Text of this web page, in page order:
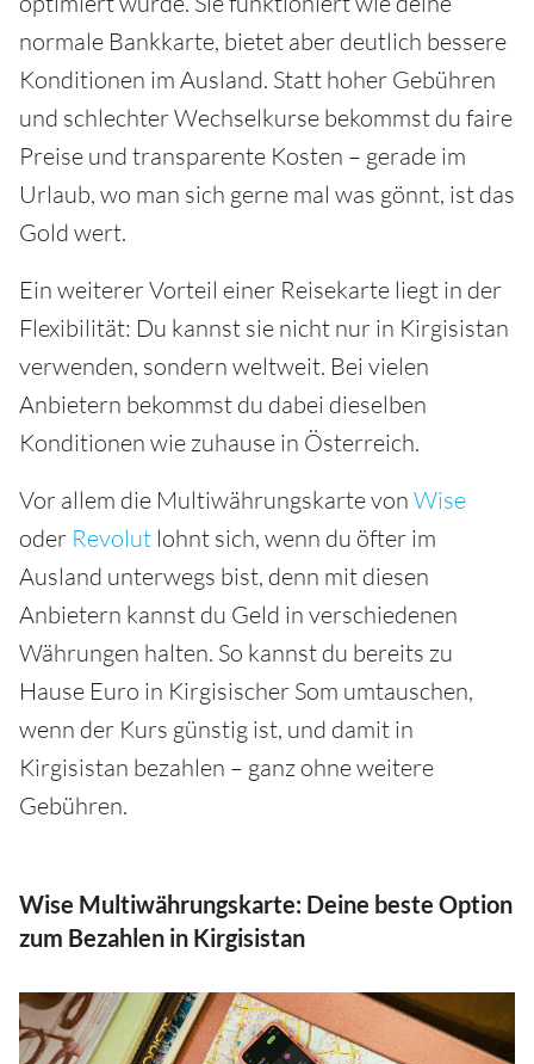
normale Bankkarte, bietet aber deutlich bessere
Konditionen im Ausland. Statt hoher Gebühren
und schlechter Wechselkurse bekommst du faire
Preise und transparente Kosten – gerade im
Urlaub, wo man sich gerne mal was gönnt, ist das
Gold wert.
Ein weiterer Vorteil einer Reisekarte liegt in der
Flexibilität: Du kannst sie nicht nur in Kirgisistan
verwenden, sondern weltweit. Bei vielen
Anbietern bekommst du dabei dieselben
Konditionen wie zuhause in Österreich.
Vor allem die Multiwährungskarte von Wise
oder Revolut lohnt sich, wenn du öfter im
Ausland unterwegs bist, denn mit diesen
Anbietern kannst du Geld in verschiedenen
Währungen halten. So kannst du bereits zu
Hause Euro in Kirgisischer Som umtauschen,
wenn der Kurs günstig ist, und damit in
Kirgisistan bezahlen – ganz ohne weitere
Gebühren.
Wise Multiwährungskarte: Deine beste Option
zum Bezahlen in Kirgisistan